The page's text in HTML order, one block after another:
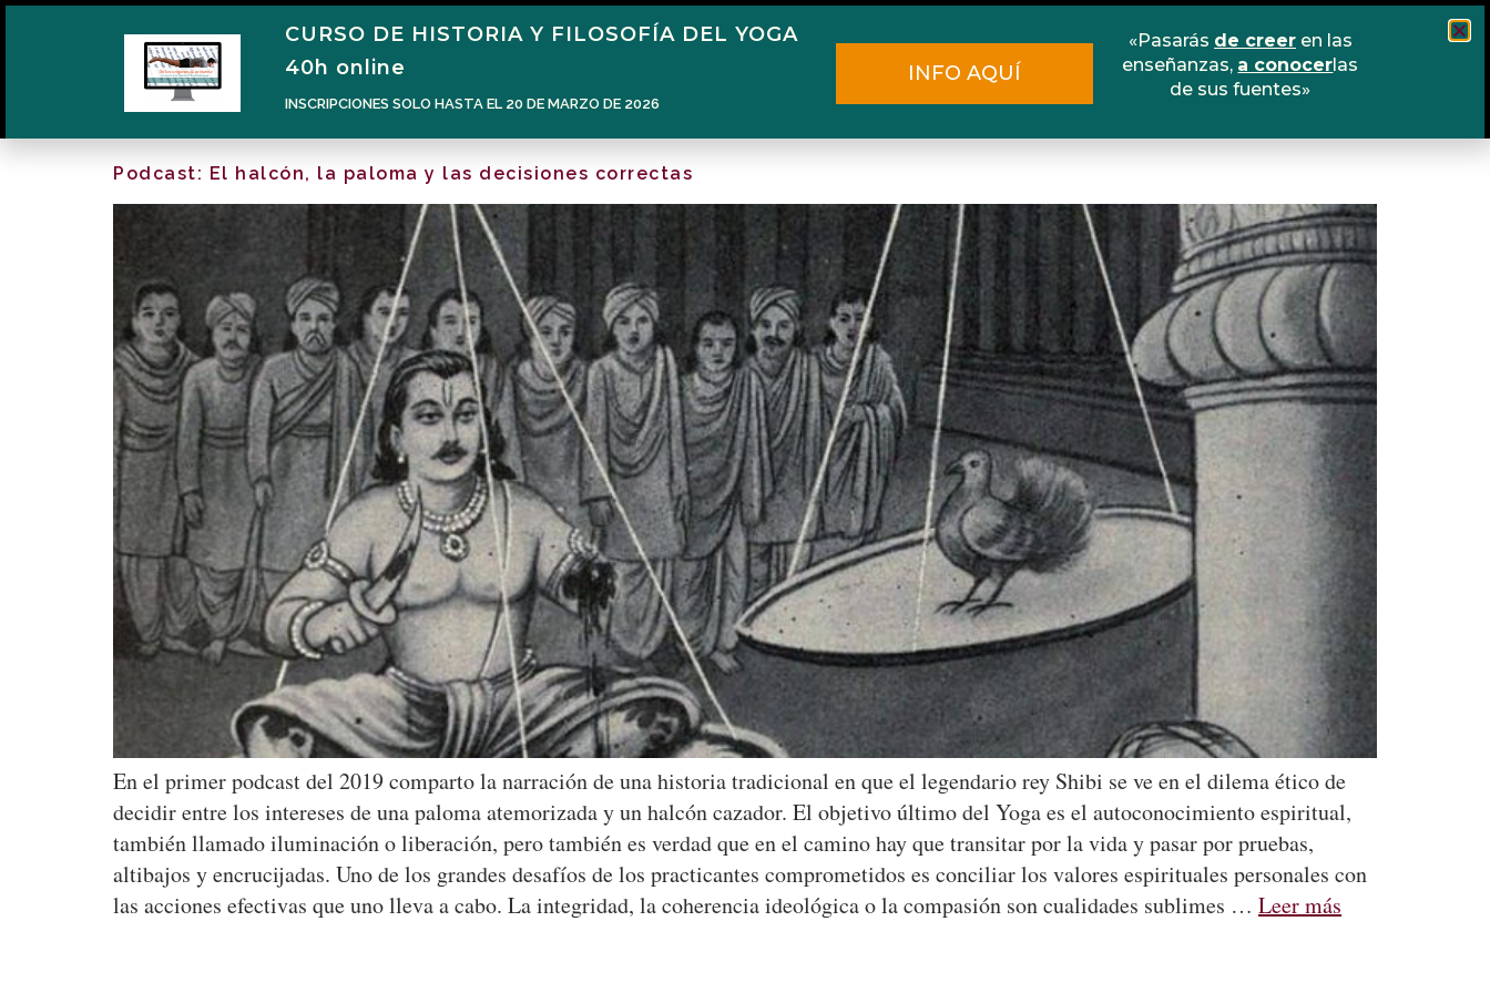
Narén Herrero Blog Cursos Escuela online
Podcast: El halcón, la paloma y las decisiones correctas
En el primer podcast del 2019 comparto la narración de una historia tradicional en que el legendario rey Shibi se ve en el dilema ético de
decidir entre los intereses de una paloma atemorizada y un halcón cazador. El objetivo último del Yoga es el autoconocimiento espiritual,
también llamado iluminación o liberación, pero también es verdad que en el camino hay que transitar por la vida y pasar por pruebas,
altibajos y encrucijadas. Uno de los grandes desafíos de los practicantes comprometidos es conciliar los valores espirituales personales con
las acciones efectivas que uno lleva a cabo. La integridad, la coherencia ideológica o la compasión son cualidades sublimes … Leer más
CURSO DE HISTORIA Y FILOSOFÍA DEL YOGA
40h online
INSCRIPCIONES SOLO HASTA EL 20 DE MARZO DE 2026
INFO AQUÍ
«Pasarás de creeren las
enseñanzas, a conocerlas
de sus fuentes»